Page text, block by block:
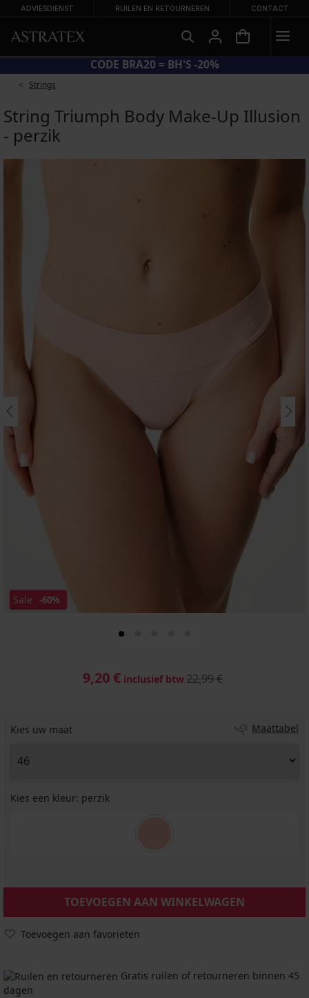
ADVIESDIENST RUILEN EN RETOURNEREN CONTACT
CODE BRA20 = BH'S -20%
Strings
String Triumph Body Make-Up Illusion
- perzik
Sale -60%
9,20 € inclusief btw22,99 €
Kies uw maat Maattabel
Kies een kleur: perzik
TOEVOEGEN AAN WINKELWAGEN
Toevoegen aan favorieten
Gratis ruilen of retourneren binnen 45
dagen